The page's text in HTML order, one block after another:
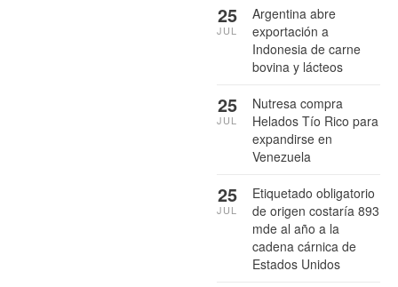
Argentina abre
exportación a
Indonesia de carne
bovina y lácteos
25
JUL
Nutresa compra
Helados Tío Rico para
expandirse en
Venezuela
25
JUL
Etiquetado obligatorio
de origen costaría 893
mde al año a la
cadena cárnica de
Estados Unidos
25
JUL